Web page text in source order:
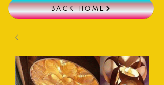
BACK HOME